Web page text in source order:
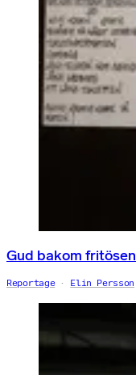
Gud bakom fritösen
Reportage Elin Persson